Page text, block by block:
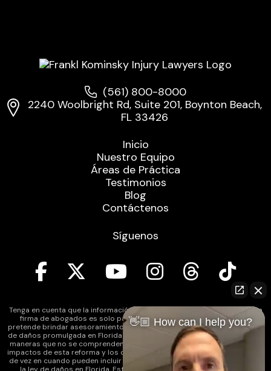
(561) 800-8000
2240 Woolbright Rd, Suite 201, Boynton Beach,
FL 33426
Inicio
Nuestro Equipo
Áreas de Práctica
Testimonios
Blog
Contáctenos
Síguenos
Tenga en cuenta que la información contenida en el sitio web de nuestra
firma de abogados es solo para fines informativos generales y no
pretende brindar asesoramiento legal. Además, la legislación de reforma
de daños promulgada en Florida puede afectar varios tipos de casos de
maneras que no se comprenden completamente en este momento. Los
impactos de esta reforma y los cambios continuos en la ley que ocurren
de vez en cuando pueden incluir cambios en la comprensión anterior de
la ley de daños en Florida. Esto puede afectar la capacidad de los
👋🏼 How can I help you?